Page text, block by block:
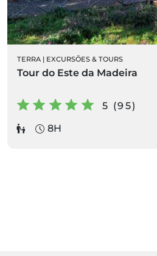
TERRA | EXCURSÕES & TOURS
Tour do Este da Madeira
5 (95)
8H